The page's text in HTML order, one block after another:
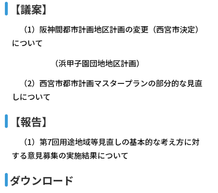
【議案】
（1）阪神間都市計画地区計画の変更（西宮市決定）
について
（浜甲子園団地地区計画）
（2）西宮市都市計画マスタープランの部分的な見直
しについて
【報告】
（1）第7回用途地域等見直しの基本的な考え方に対
する意見募集の実施結果について
ダウンロード